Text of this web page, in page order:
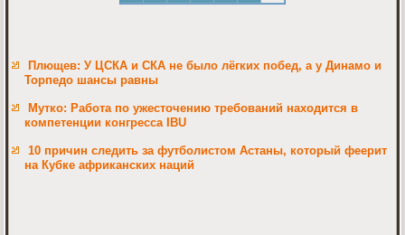
Плющев: У ЦСКА и СКА не было лёгких побед, а у Динамо и
Торпедо шансы равны
Мутко: Работа по ужесточению требований находится в
компетенции конгресса IBU
10 причин следить за футболистом Астаны, который феерит
на Кубке африканских наций